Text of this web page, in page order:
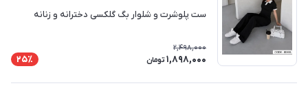
ست پلوشرت و شلوار بگ گلکسی دخترانه و زنانه
2,498,000
1,898,000 تومان 25٪